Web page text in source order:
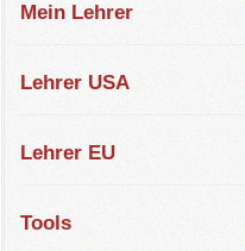
Mein Lehrer
Lehrer USA
Lehrer EU
Tools